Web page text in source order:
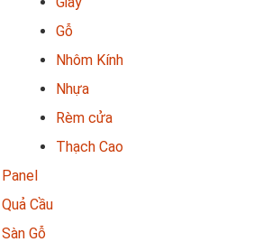
Gỗ
Nhôm Kính
Nhựa
Rèm cửa
Thạch Cao
Panel
Quả Cầu
Sàn Gỗ